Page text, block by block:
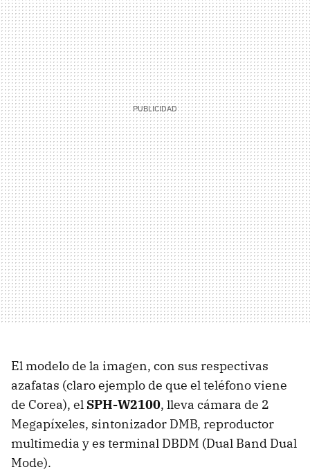
El modelo de la imagen, con sus respectivas
azafatas (claro ejemplo de que el teléfono viene
de Corea), el SPH-W2100, lleva cámara de 2
Megapíxeles, sintonizador DMB, reproductor
multimedia y es terminal DBDM (Dual Band Dual
Mode).